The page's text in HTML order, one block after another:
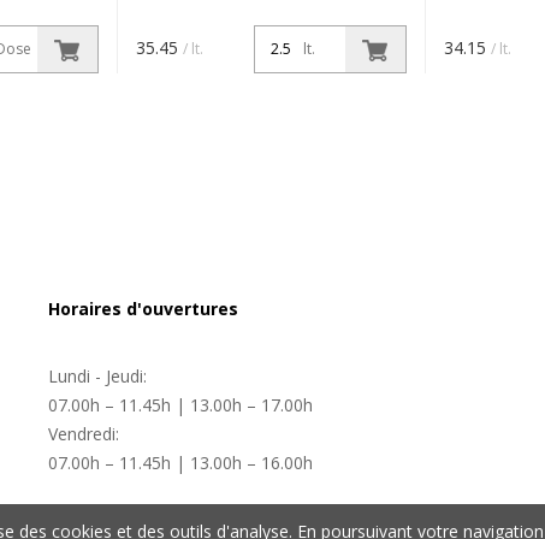
im Innen-
Wasserbasierende
Dickschichtlasur für Holz im Innen-
und Aussenbereich. Transparente
Lasur mit hohem
lt.
35.45 / lt.
und
Lasur mit
34.15 / lt.
Horaires d'ouvertures
Lundi - Jeudi:
07.00h – 11.45h | 13.00h – 17.00h
Vendredi:
07.00h – 11.45h | 13.00h – 16.00h
des cookies et des outils d'analyse. En poursuivant votre